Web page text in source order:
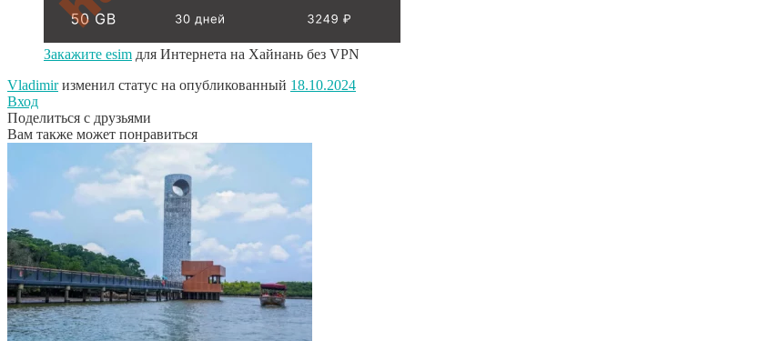
Закажите esim для Интернета на Хайнань без VPN
Vladimirизменил статус на опубликованный 18.10.2024
Вход
Поделиться с друзьями
Вам также может понравиться